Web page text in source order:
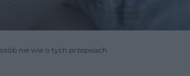
nie wie o tych przepisach